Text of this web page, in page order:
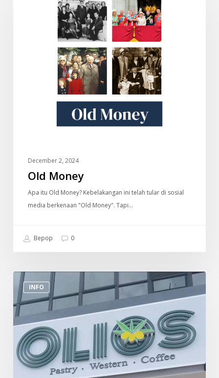
December 2, 2024
Old Money
Apa itu Old Money? Kebelakangan ini telah tular di sosial
media berkenaan "Old Money". Tapi…
Bepop 0
INFO
Tempat
Makan
Menarik
Di
Sekitar
Sungai
Buloh
(Olios)